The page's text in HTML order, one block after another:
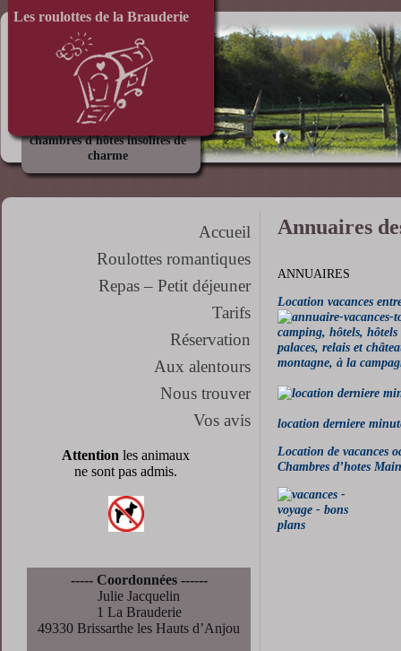
Les roulottes de la Brauderie
chambres d'hôtes insolites de
charme
Accueil
Roulottes romantiques
Repas – Petit déjeuner
Tarifs
Réservation
Aux alentours
Nous trouver
Vos avis
Attention les animaux
ne sont pas admis.
----- Coordonnées ------
Julie Jacquelin
1 La Brauderie
49330 Brissarthe les Hauts d’Anjou
Annuaires
ANNUAIRES
Location vacances
location derniere
Location de vacances
Chambres d’hotes